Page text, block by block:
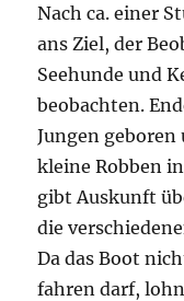
Nach ca. einer
ans Ziel, der
Seehunde und
beobachten.
Jungen
kleine Robben
gibt Auskunft
die
Da das Boot
fahren darf,